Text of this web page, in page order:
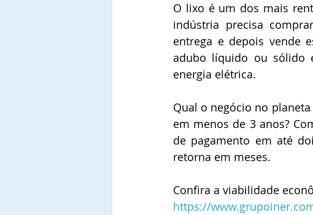
O lixo é um dos mais
indústria precisa
entrega e depois vende
adubo líquido ou sólido
energia elétrica.
Qual o negócio no
em menos de 3 anos?
de pagamento em até
retorna em meses.
Confira a viabilidade
https://